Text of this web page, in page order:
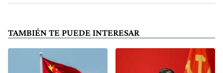
TAMBIÉN TE PUEDE INTERESAR